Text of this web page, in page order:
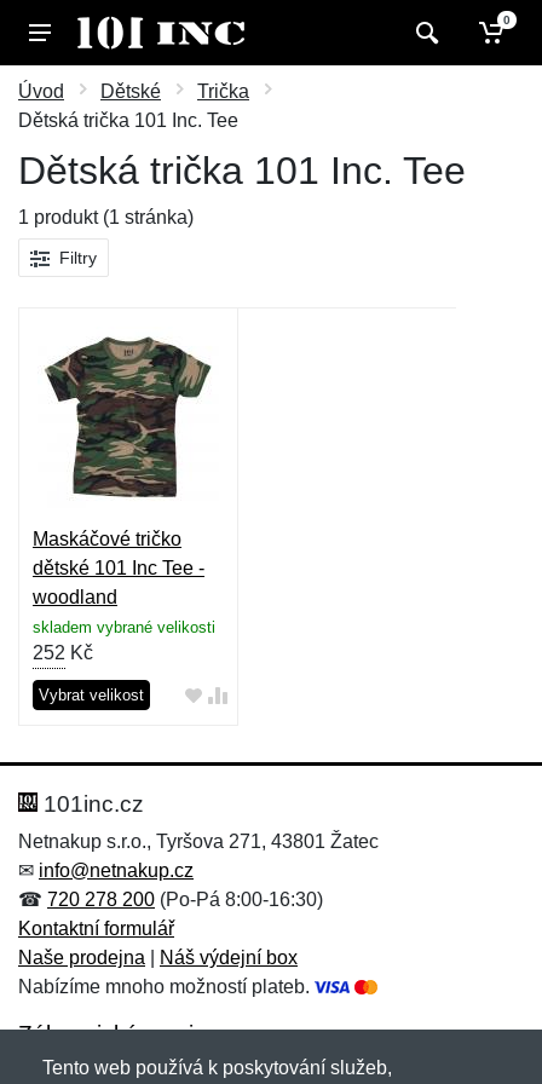
0
Úvod Dětské
Trička
Dětská trička 101 Inc. Tee
Dětská trička 101 Inc. Tee
1 produkt (1 stránka)
Filtry
Maskáčové tričko
dětské 101 Inc Tee -
woodland
skladem vybrané velikosti
252 Kč
Vybrat velikost
101inc.cz
Netnakup s.r.o., Tyršova 271, 43801 Žatec
✉ info@netnakup.cz
☎ 720 278 200 (Po-Pá 8:00-16:30)
Kontaktní formulář
Naše prodejna
Náš výdejní box
Nabízíme mnoho možností plateb.
Zákaznický servis
Novinky emailem
Tento web používá k poskytování služeb,